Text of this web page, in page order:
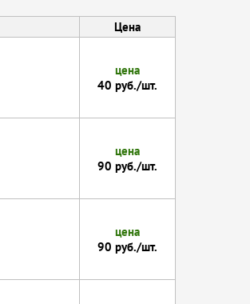
Цена
цена
40 руб./шт.
цена
90 руб./шт.
цена
90 руб./шт.